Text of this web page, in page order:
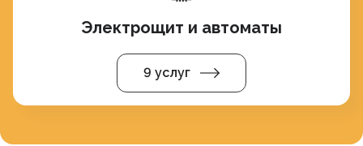
Электрощит и автоматы
9 услуг